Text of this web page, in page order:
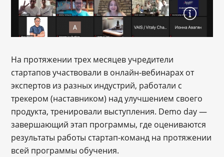
На протяжении трех месяцев учредители
стартапов участвовали в онлайн-вебинарах от
экспертов из разных индустрий, работали с
трекером (наставником) над улучшением своего
продукта, тренировали выступления. Demo day —
завершающий этап программы, где оцениваются
результаты работы стартап-команд на протяжении
всей программы обучения.